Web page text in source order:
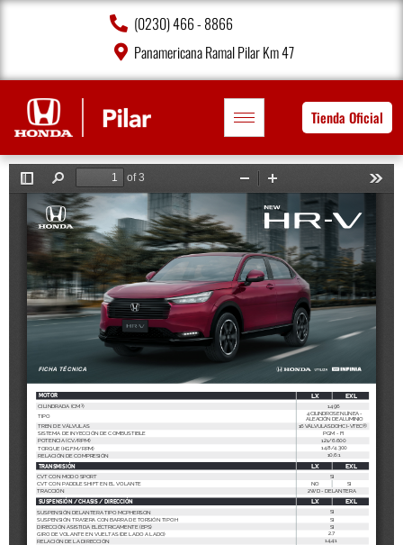
(0230) 466 - 8866
Panamericana Ramal Pilar Km 47
Tienda Oficial